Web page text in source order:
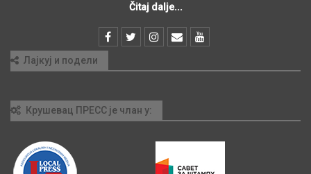
Čitaj dalje...
Лајкуј и подели
Крушевац ПРЕСС је члан у: